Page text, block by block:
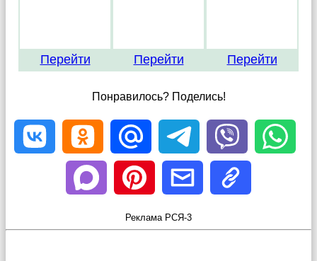
Перейти Перейти Перейти
Понравилось? Поделись!
Реклама РСЯ-3